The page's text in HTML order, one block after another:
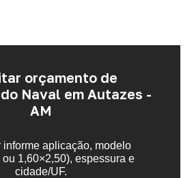
orçamento de
Naval em Autazes -
AM
informe aplicação, modelo
ou 1,60×2,50), espessura e
cidade/UF.